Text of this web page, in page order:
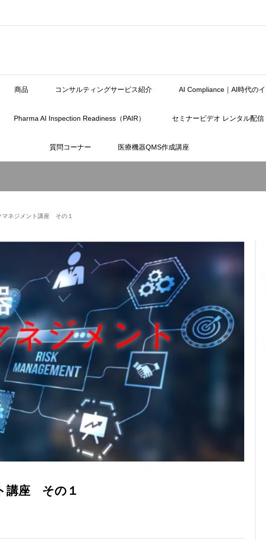
商品 コンサルティングサービス紹介 AI Compliance｜AI時代の
Pharma AI Inspection Readiness（PAIR） セミナービデオ レンタル配信
質問コーナー 医療機器QMS作成講座
マネジメント講座 その１
講座 その１